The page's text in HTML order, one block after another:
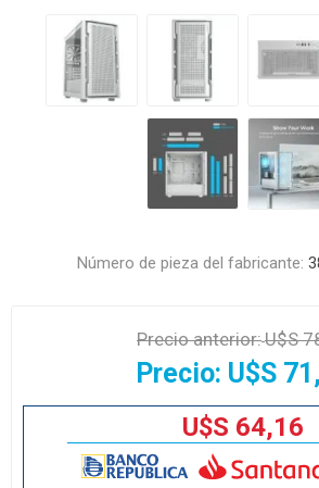
Número de pieza del fabricante:
Precio anterior:U$S
Precio: U$S
U$S 64,16